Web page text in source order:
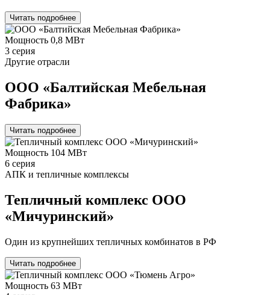
Читать подробнее
Мощность 0,8 МВт
3 серия
Другие отрасли
ООО «Балтийская Мебельная
Фабрика»
Читать подробнее
Мощность 104 МВт
6 серия
АПК и тепличные комплексы
Тепличный комплекс ООО
«Мичуринский»
Один из крупнейших тепличных комбинатов в РФ
Читать подробнее
Мощность 63 МВт